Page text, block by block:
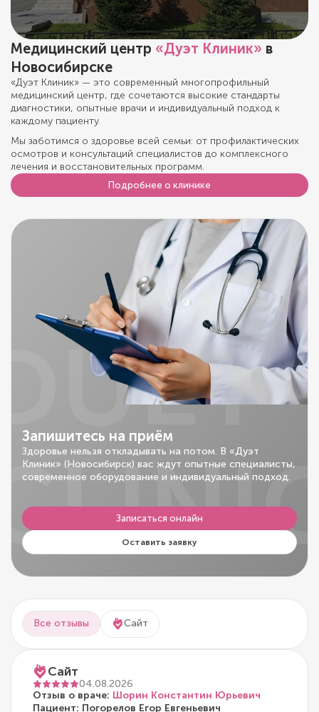
Медицинский центр «Дуэт Клиник» в
Новосибирске
«Дуэт Клиник» — это современный многопрофильный
медицинский центр, где сочетаются высокие стандарты
диагностики, опытные врачи и индивидуальный подход к
каждому пациенту.
Мы заботимся о здоровье всей семьи: от профилактических
осмотров и консультаций специалистов до комплексного
лечения и восстановительных программ.
Подробнее о клинике
Запишитесь на приём
Здоровье нельзя откладывать на потом. В «Дуэт
Клиник» (Новосибирск) вас ждут опытные специалисты,
современное оборудование и индивидуальный подход.
Записаться онлайн
Оставить заявку
Все отзывы Сайт
Сайт
04.08.2026
Отзыв о враче: Шорин Константин Юрьевич
Пациент: Погорелов Егор Евгеньевич